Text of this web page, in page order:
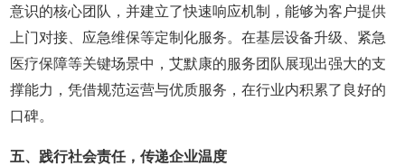
意识的核心团队，并建立了快速响应机制，能够为客户提供
上门对接、应急维保等定制化服务。在基层设备升级、紧急
医疗保障等关键场景中，艾默康的服务团队展现出强大的支
撑能力，凭借规范运营与优质服务，在行业内积累了良好的
口碑。
五、践行社会责任，传递企业温度